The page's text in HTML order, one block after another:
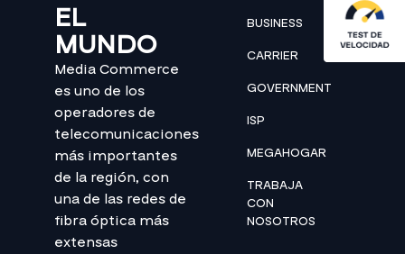
EL
MUNDO
Media Commerce
es uno de los
operadores de
telecomunicaciones
más importantes
de la región, con
una de las redes de
fibra óptica más
extensas
BUSINESS
CARRIER
GOVERNMENT
ISP
MEGAHOGAR
TRABAJA
CON
NOSOTROS